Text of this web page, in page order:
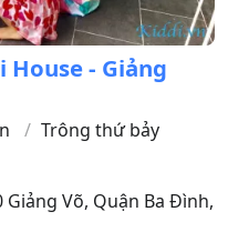
- Giảng
Trông thứ bảy
Giảng Võ, Quận Ba Đình,